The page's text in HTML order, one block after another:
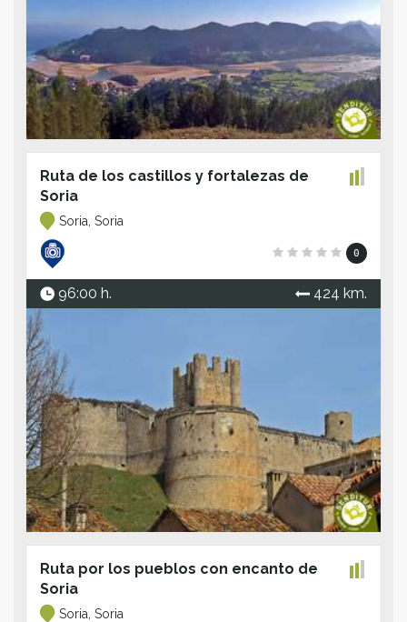
Ruta de los castillos y fortalezas de
Soria
Soria, Soria
0
96:00 h. 424 km.
Ruta por los pueblos con encanto de
Soria
Soria, Soria